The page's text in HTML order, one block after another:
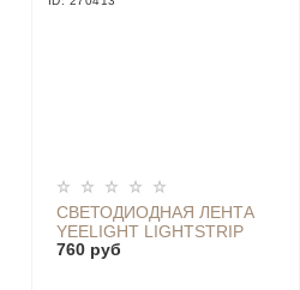
СВЕТОДИОДНАЯ ЛЕНТА
YEELIGHT LIGHTSTRIP
PLUS EXTENSION
760 руб